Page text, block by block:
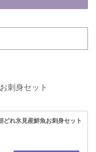
刺身セット
どれ氷見産鮮魚お刺身セット